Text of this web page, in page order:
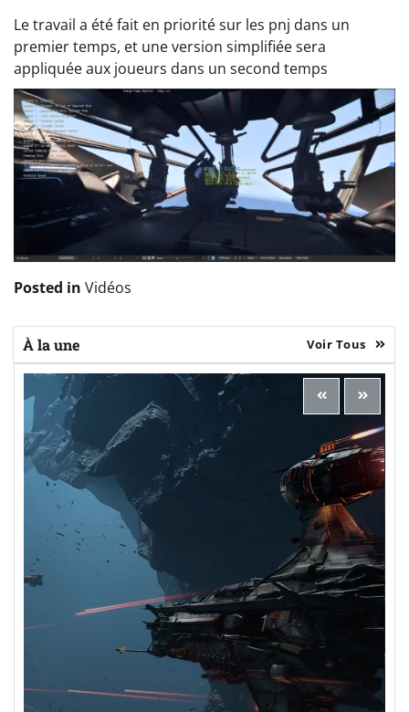
Le travail a été fait en priorité sur les pnj dans un
premier temps, et une version simplifiée sera
appliquée aux joueurs dans un second temps
Posted in Vidéos
À la une Voir Tous